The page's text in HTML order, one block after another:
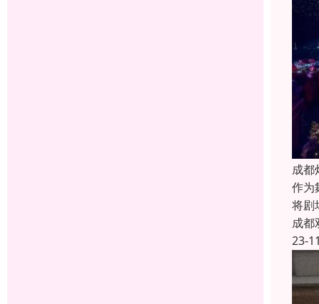
成都
作为
将剧
成都
23-